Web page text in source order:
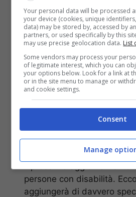
cambiare la
persone con
disabilità: le
arrivo su
persone con disabilità.
aggiungerà di davvero
Your personal data will be processed
your device (cookies, unique
data) may be stored by, accessed by
partners, or used specifically by this
may use precise geolocation data. List
Some vendors may process your
of legitimate interest, which you can
your options below. Look for a link at
or in the site menu to manage or
and cookie settings.
Consent
Manage